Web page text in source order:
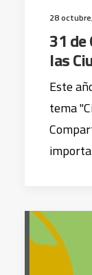
28
31
las
Este
tema